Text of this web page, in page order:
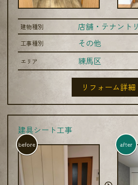
建物種別 店舗・テナント
工事種別 その他
エリア 練馬区
リフォーム詳細
建具シート工事
before after